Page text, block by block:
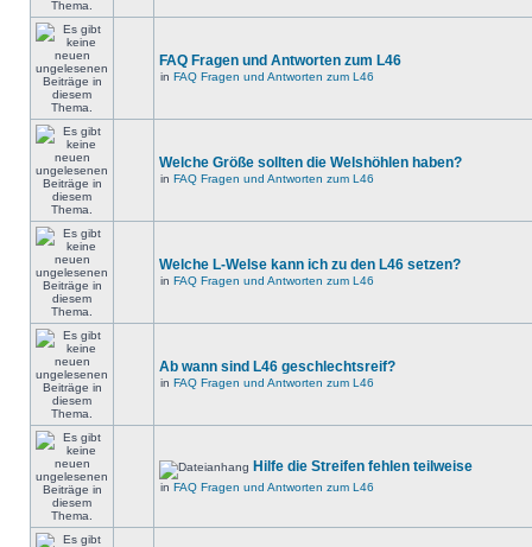
FAQ Fragen und Antworten zum L46
in FAQ Fragen und Antworten zum L46
Welche Größe sollten die Welshöhlen haben?
in FAQ Fragen und Antworten zum L46
Welche L-Welse kann ich zu den L46 setzen?
in FAQ Fragen und Antworten zum L46
Ab wann sind L46 geschlechtsreif?
in FAQ Fragen und Antworten zum L46
Hilfe die Streifen fehlen teilweise
in FAQ Fragen und Antworten zum L46